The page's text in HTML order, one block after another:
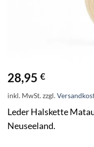
28,95 €
inkl. MwSt.zzgl.
Leder Halskette
Neuseeland.